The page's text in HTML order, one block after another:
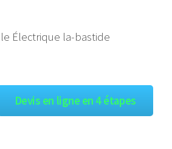
Devis en ligne en 4 étapes